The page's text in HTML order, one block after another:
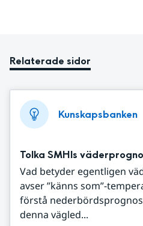
Relaterade sidor
Kunskapsbanken
Tolka SMHIs
Vad betyder egentligen
avser ”känns som”-
förstå
denna vägled...